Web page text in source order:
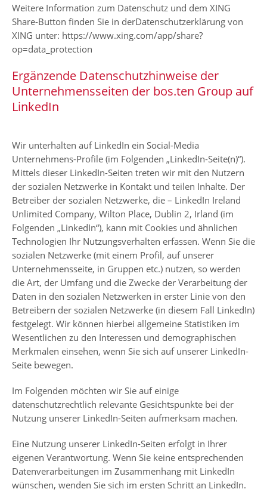
Weitere Information zum Datenschutz und dem XING
Share-Button finden Sie in derDatenschutzerklärung von
XING unter: https://www.xing.com/app/share?
op=data_protection
Ergänzende Datenschutzhinweise der
Unternehmensseiten der bos.ten Group auf
LinkedIn
Wir unterhalten auf LinkedIn ein Social-Media
Unternehmens-Profile (im Folgenden „LinkedIn-Seite(n)“).
Mittels dieser LinkedIn-Seiten treten wir mit den Nutzern
der sozialen Netzwerke in Kontakt und teilen Inhalte. Der
Betreiber der sozialen Netzwerke, die – LinkedIn Ireland
Unlimited Company, Wilton Place, Dublin 2, Irland (im
Folgenden „LinkedIn“), kann mit Cookies und ähnlichen
Technologien Ihr Nutzungsverhalten erfassen. Wenn Sie die
sozialen Netzwerke (mit einem Profil, auf unserer
Unternehmensseite, in Gruppen etc.) nutzen, so werden
die Art, der Umfang und die Zwecke der Verarbeitung der
Daten in den sozialen Netzwerken in erster Linie von den
Betreibern der sozialen Netzwerke (in diesem Fall LinkedIn)
festgelegt. Wir können hierbei allgemeine Statistiken im
Wesentlichen zu den Interessen und demographischen
Merkmalen einsehen, wenn Sie sich auf unserer LinkedIn-
Seite bewegen.
Im Folgenden möchten wir Sie auf einige
datenschutzrechtlich relevante Gesichtspunkte bei der
Nutzung unserer LinkedIn-Seiten aufmerksam machen.
Eine Nutzung unserer LinkedIn-Seiten erfolgt in Ihrer
eigenen Verantwortung. Wenn Sie keine entsprechenden
Datenverarbeitungen im Zusammenhang mit LinkedIn
wünschen, wenden Sie sich im ersten Schritt an LinkedIn.